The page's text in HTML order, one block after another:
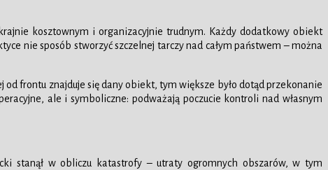
kosztownym i organizacyjnie trudnym. Każdy dodatkowy obiekt
nie sposób stworzyć szczelnej tarczy nad całym państwem – można
frontu znajduje się dany obiekt, tym większe było dotąd przekonanie
ale i symboliczne: podważają poczucie kontroli nad własnym
stanął w obliczu katastrofy – utraty ogromnych obszarów, w tym